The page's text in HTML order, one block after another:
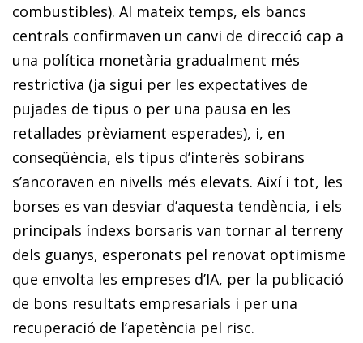
combustibles). Al mateix temps, els bancs
centrals confirmaven un canvi de direcció cap a
una política monetària gradualment més
restrictiva (ja sigui per les expectatives de
pujades de tipus o per una pausa en les
retallades prèviament esperades), i, en
conseqüència, els tipus d’interès sobirans
s’ancoraven en nivells més elevats. Així i tot, les
borses es van desviar d’aquesta tendència, i els
principals índexs borsaris van tornar al terreny
dels guanys, esperonats pel renovat optimisme
que envolta les empreses d’IA, per la publicació
de bons resultats empresarials i per una
recuperació de l’apetència pel risc.